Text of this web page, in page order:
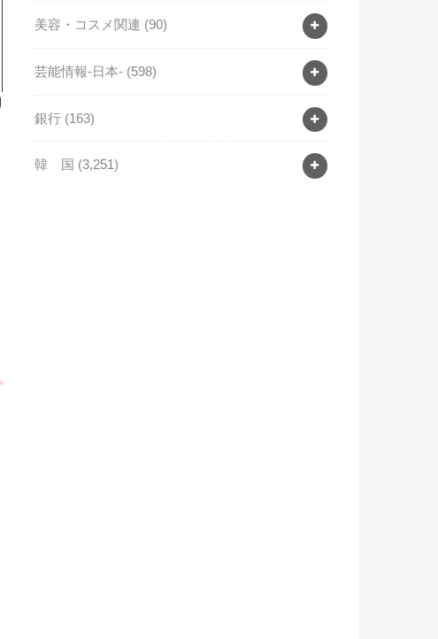
美容・コスメ関連 (90)
芸能情報-日本- (598)
銀行 (163)
韓 国 (3,251)